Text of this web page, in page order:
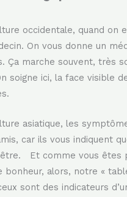
occidentale, quand on
On vous donne un
Ça marche souvent, très
soigne ici, la face visible
asiatique, les
car ils vous indiquent
Et comme vous êtes
bonheur, alors, notre «
sont des indicateurs